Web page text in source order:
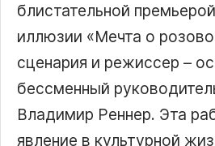
блистательной
иллюзии «Мечта о
сценария и режиссер –
бессменный
Владимир Реннер. Эта
явление в культурной